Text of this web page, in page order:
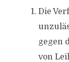
Die
gegen
von